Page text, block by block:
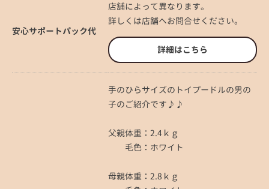
安心サポートパック代
店舗によって異なります。
詳しくは店舗へお問合せください。
詳細はこちら
手のひらサイズのトイプードルの男の
子のご紹介です♪♪
父親体重：2.4ｋｇ
毛色：ホワイト
母親体重：2.8ｋｇ